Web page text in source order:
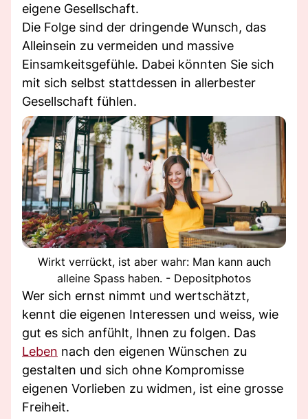
eigene Gesellschaft.
Die Folge sind der dringende Wunsch, das
Alleinsein zu vermeiden und massive
Einsamkeitsgefühle. Dabei könnten Sie sich
mit sich selbst stattdessen in allerbester
Gesellschaft fühlen.
Wirkt verrückt, ist aber wahr: Man kann auch
alleine Spass haben. - Depositphotos
Wer sich ernst nimmt und wertschätzt,
kennt die eigenen Interessen und weiss, wie
gut es sich anfühlt, Ihnen zu folgen. Das
Leben nach den eigenen Wünschen zu
gestalten und sich ohne Kompromisse
eigenen Vorlieben zu widmen, ist eine grosse
Freiheit.